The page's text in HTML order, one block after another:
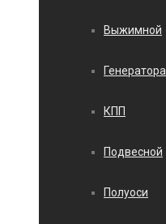
Выжимной
Генератора
КПП
Подвесной
Полуоси